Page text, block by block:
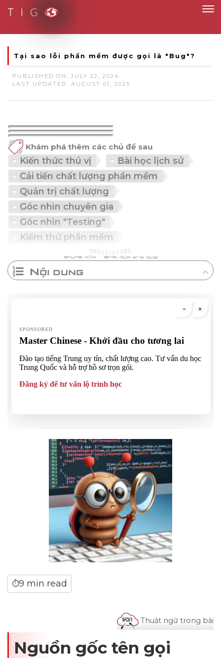
T I G
Tại sao lỗi phần mềm được gọi là "Bug"?
PUBLISHED ON: JULY 22, 2024
LAST UPDATED: AUGUST 01, 2025
Khám phá thêm các chủ đề sau
Kiến thức thú vị
Bài học lịch sử
Cải tiến chất lượng phần mềm
Quản trị chất lượng
Góc nhìn chuyên gia
Góc nhìn "Testing"
Kiểm thử phần mềm
Nội dung
⏱9 min read
Thuật ngữ trong bài
Nguồn gốc tên gọi